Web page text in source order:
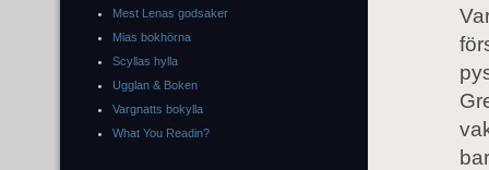
Mest Lenas godsaker
Mias bokhörna
Scyllas hylla
Ugglan & Boken
Vargnatts bokylla
What You Readin?